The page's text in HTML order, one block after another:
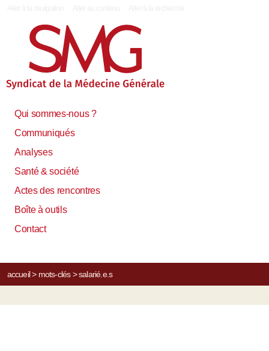
Qui sommes-nous ?
Communiqués
Analyses
Santé & société
Actes des rencontres
Boîte à outils
Contact
accueil> mots-clés> salarié.e.s